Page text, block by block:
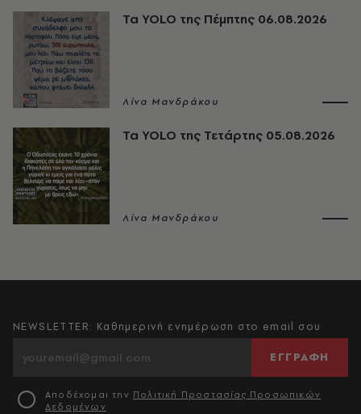
Τα YOLO της Πέμπτης 06.08.2026
Λίνα Μανδράκου
Τα YOLO της Τετάρτης 05.08.2026
Λίνα Μανδράκου
NEWSLETTER: Καθημερινή ενημέρωση στο email σου
ΕΓΓΡΑΦΗ
Αποδέχομαι την Πολιτική Προστασίας Προσωπικών
Δεδομένων